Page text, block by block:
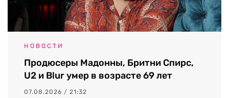
НОВОСТИ
Продюсеры Мадонны, Бритни Спирс,
U2 и Blur умер в возрасте 69 лет
07.08.2026 / 21:32